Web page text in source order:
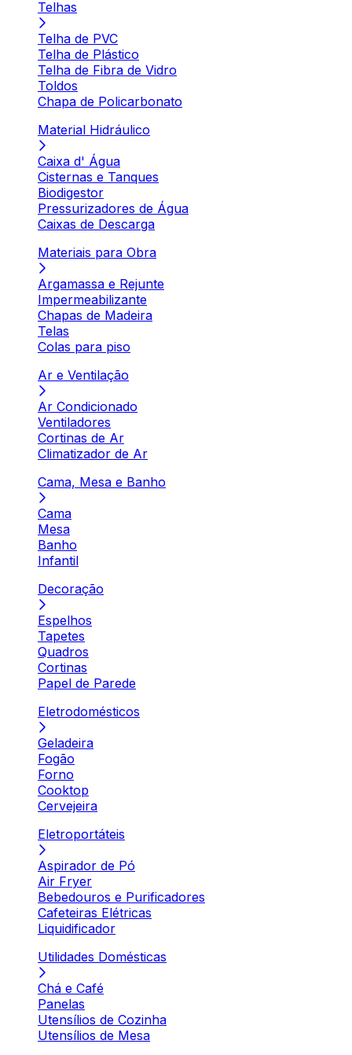
Telhas
Telha de PVC
Telha de Plástico
Telha de Fibra de Vidro
Toldos
Chapa de Policarbonato
Material Hidráulico
Caixa d' Água
Cisternas e Tanques
Biodigestor
Pressurizadores de Água
Caixas de Descarga
Materiais para Obra
Argamassa e Rejunte
Impermeabilizante
Chapas de Madeira
Telas
Colas para piso
Ar e Ventilação
Ar Condicionado
Ventiladores
Cortinas de Ar
Climatizador de Ar
Cama, Mesa e Banho
Cama
Mesa
Banho
Infantil
Decoração
Espelhos
Tapetes
Quadros
Cortinas
Papel de Parede
Eletrodomésticos
Geladeira
Fogão
Forno
Cooktop
Cervejeira
Eletroportáteis
Aspirador de Pó
Air Fryer
Bebedouros e Purificadores
Cafeteiras Elétricas
Liquidificador
Utilidades Domésticas
Chá e Café
Panelas
Utensílios de Cozinha
Utensílios de Mesa